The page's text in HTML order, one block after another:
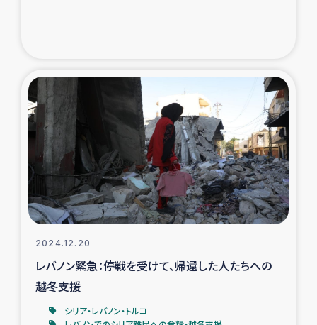
ガザ地区酪農を通した女性グループの生計支援
ふりかけ普及と食生活改善による栄養改善事業
フェアトレード事業
緊急支援事業
女性の生計向上を通じた子どもの栄養改善事業
食べる
2024.12.20
レバノン緊急：停戦を受けて、帰還した人たちへの
越冬支援
シリア・レバノン・トルコ